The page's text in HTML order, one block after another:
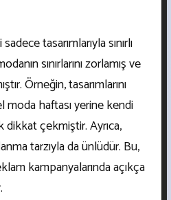
tasarımlarıyla sınırlı
sınırlarını zorlamış ve
Örneğin, tasarımlarını
moda haftası yerine kendi
çekmiştir. Ayrıca,
tarzıyla da ünlüdür. Bu,
kampanyalarında açıkça